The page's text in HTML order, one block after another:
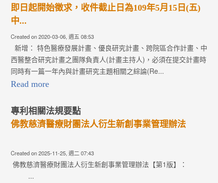
即日起開始徵求，收件截止日為109年5月15日(五)
中...
Created on 2020-03-06, 週五 08:53
新增： 特色醫療發展計畫、優良研究計畫、跨院區合作計畫、中
西醫整合研究計畫之團隊負責人(計畫主持人)，必須在提交計畫時
同時有一篇一年內與計畫研究主題相關之綜論(Re...
Read more
專利相關法規要點
佛教慈濟醫療財團法人衍生新創事業管理辦法
Created on 2025-11-25, 週二 07:43
佛教慈濟醫療財團法人衍生新創事業管理辦法【第1版】：
...